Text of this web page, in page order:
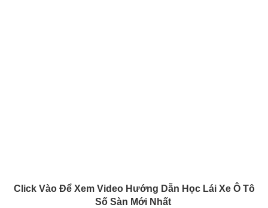
Click Vào Để Xem Video Hướng Dẫn Học Lái Xe Ô Tô
Số Sàn Mới Nhất